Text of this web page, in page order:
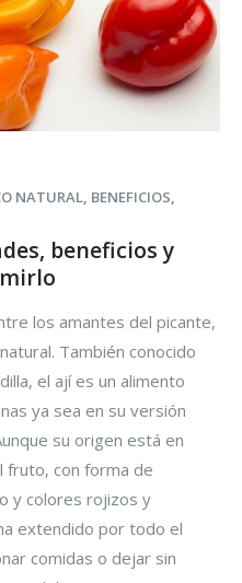
NATURAL, BENEFICIOS,
beneficios y
los amantes del picante,
También conocido
el ají es un alimento
ya sea en su versión
su origen está en
fruto, con forma de
y colores rojizos y
extendido por todo el
comidas o dejar sin